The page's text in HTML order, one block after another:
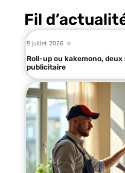
Fil
5 juillet 2026
Roll-up ou kakemono,
publicitaire